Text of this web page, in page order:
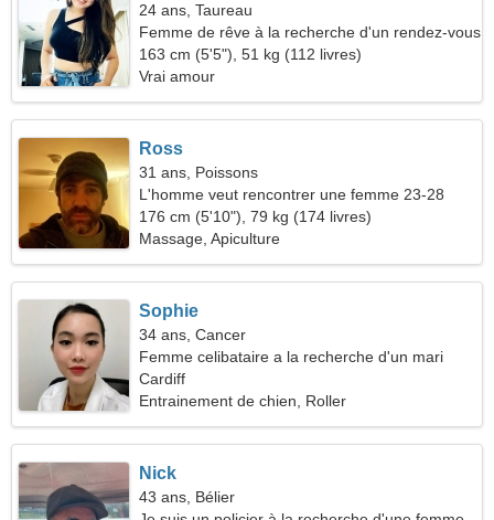
24 ans, Taureau
Femme de rêve à la recherche d'un rendez-vous
163 cm (5'5"), 51 kg (112 livres)
Vrai amour
Ross
31 ans, Poissons
L'homme veut rencontrer une femme 23-28
176 cm (5'10"), 79 kg (174 livres)
Massage, Apiculture
Sophie
34 ans, Cancer
Femme celibataire a la recherche d'un mari
Cardiff
Entrainement de chien, Roller
Nick
43 ans, Bélier